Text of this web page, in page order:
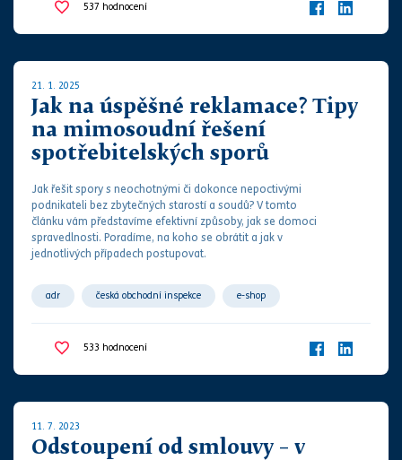
ochrana spotřebitele
537 hodnocení
21. 1. 2025
Jak na úspěšné reklamace? Tipy
na mimosoudní řešení
spotřebitelských sporů
Jak řešit spory s neochotnými či dokonce nepoctivými
podnikateli bez zbytečných starostí a soudů? V tomto
článku vám představíme efektivní způsoby, jak se domoci
spravedlnosti. Poradíme, na koho se obrátit a jak v
jednotlivých případech postupovat.
adr česká obchodní inspekce e-shop
evropská unie internet jak postupovat
kupní smlouva narovnání
smluvní spor spotřebitel
533 hodnocení
11. 7. 2023
Odstoupení od smlouvy – v